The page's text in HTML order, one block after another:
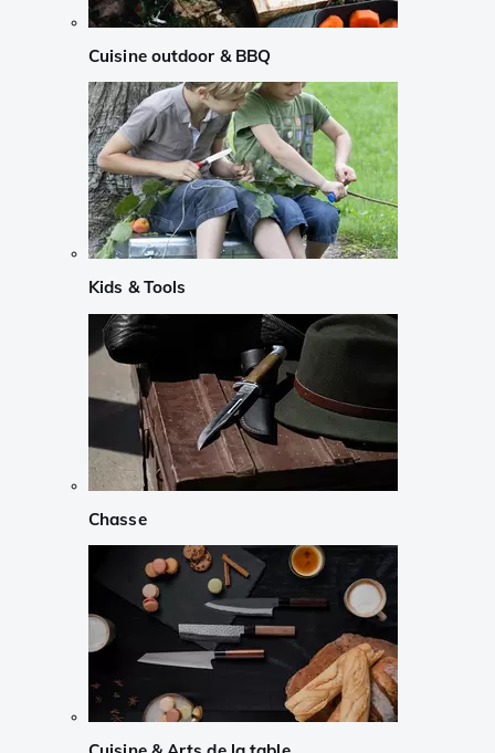
Cuisine outdoor & BBQ
Kids & Tools
Chasse